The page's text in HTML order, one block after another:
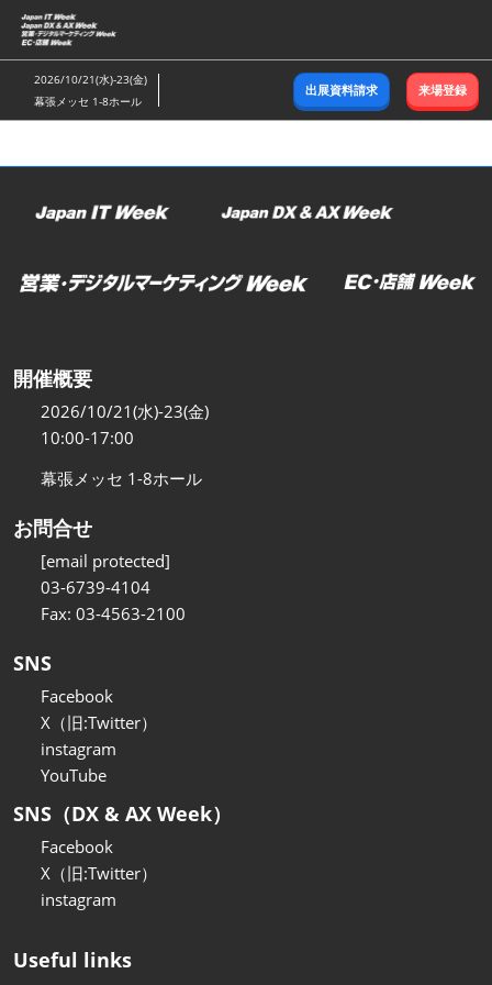
ス
キ
ッ
し
2026/10/21(水)-23(金)
幕張メッセ 1-8ホール
出展資料請求 来場登録
開催概要
2026/10/21(水)-23(金)
10:00-17:00
幕張メッセ 1-8ホール
お問合せ
[email protected]
03-6739-4104
Fax: 03-4563-2100
SNS
Facebook
X（旧:Twitter）
instagram
YouTube
SNS（DX & AX Week）
Facebook
X（旧:Twitter）
instagram
Useful links